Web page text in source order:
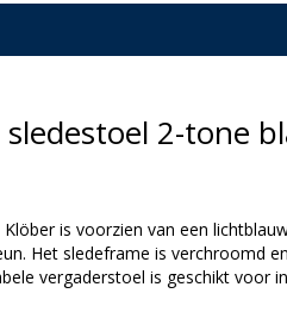
sledestoel 2-tone
is voorzien van een
Het sledeframe is verchroomd
vergaderstoel is geschikt voor